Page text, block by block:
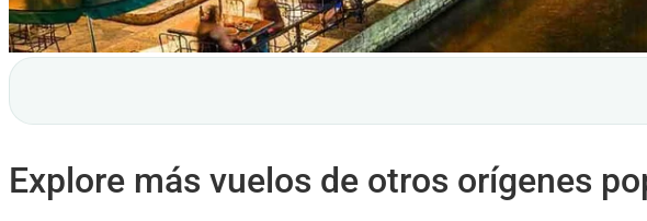
Explore más vuelos de otros orígenes